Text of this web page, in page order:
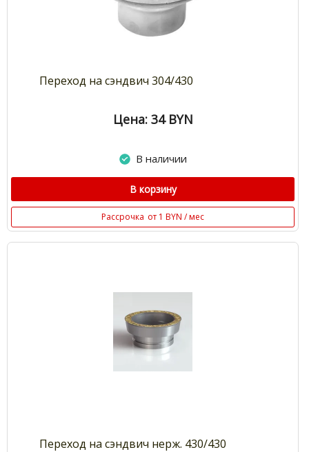
Переход на сэндвич 304/430
Цена: 34 BYN
В наличии
В корзину
Рассрочка от 1 BYN / мес
Переход на сэндвич нерж. 430/430